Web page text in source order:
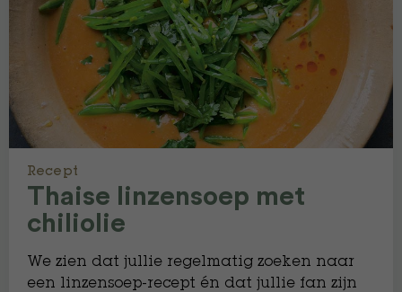
Recept
Thaise linzensoep met
chiliolie
We zien dat jullie regelmatig zoeken naar
een linzensoep-recept én dat jullie fan zijn